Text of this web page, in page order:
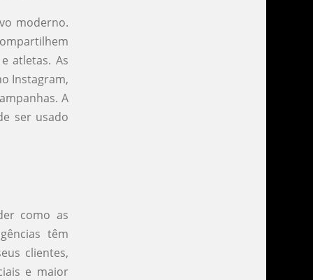
moderno.
atletas. As
Instagram,
A
ser usado
como as
têm
clientes,
e maior